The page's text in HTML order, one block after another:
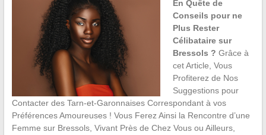
En Quête de
Conseils pour ne
Plus Rester
Célibataire sur
Bressols ? Grâce à
cet Article, Vous
Profiterez de Nos
Suggestions pour
Contacter des Tarn-et-Garonnaises Correspondant à vos
Préférences Amoureuses ! Vous Ferez Ainsi la Rencontre d’une
Femme sur Bressols, Vivant Près de Chez Vous ou Ailleurs,